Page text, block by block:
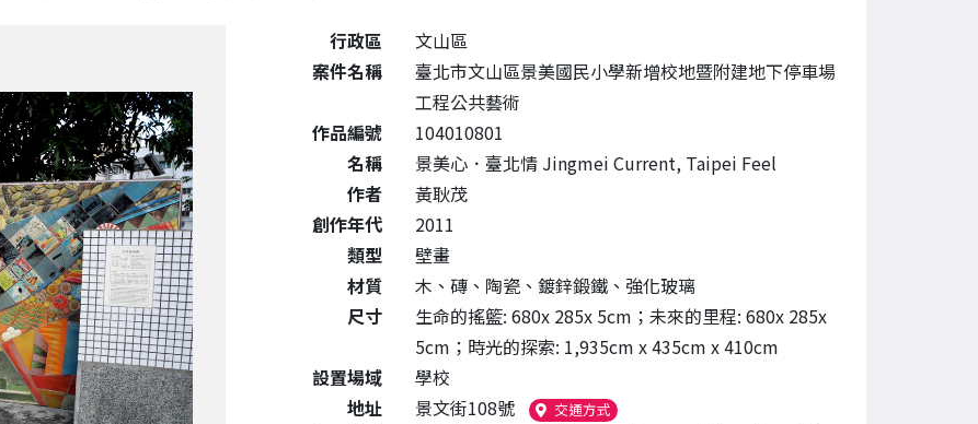
公共藝術作品詳細資料
行政區
文山區
案件名稱
臺北市文山區景美國民小學新增校地暨附建地下停車場
工程公共藝術
作品編號
104010801
名稱
景美心．臺北情 Jingmei Current, Taipei Feel
作者
黃耿茂
創作年代
2011
類型
壁畫
材質
木、磚、陶瓷、鍍鋅鍛鐵、強化玻璃
尺寸
生命的搖籃: 680x 285x 5cm；未來的里程: 680x 285x
5cm；時光的探索: 1,935cm x 435cm x 410cm
設置場域
學校
地址
景文街108號 交通方式（另開新視窗）